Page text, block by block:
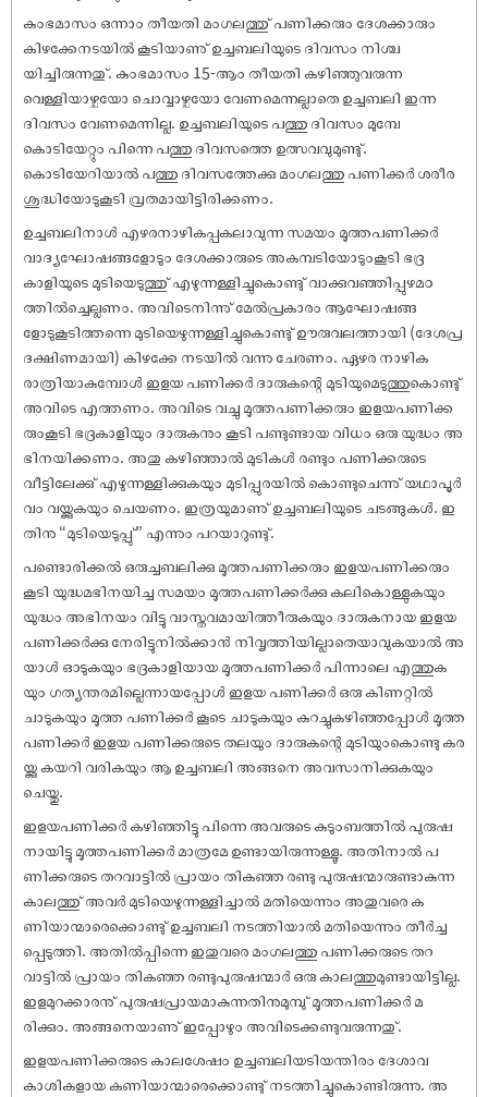
കുംഭമാസം ഒന്നാം തീയതി മംഗലത്തു് പണിക്കരും ദേശക്കാരും
കിഴക്കേനടയിൽ കൂടിയാണു് ഉച്ചബലിയുടെ ദിവസം നിശ്ച
യിച്ചിരുന്നതു്. കുംഭമാസം 15-ആം തീയതി കഴിഞ്ഞുവരുന്ന
വെള്ളിയാഴ്ചയോ ചൊവ്വാഴ്ചയോ വേണമെന്നല്ലാതെ ഉച്ചബലി ഇന്ന
ദിവസം വേണമെന്നില്ല. ഉച്ചബലിയുടെ പത്തു ദിവസം മുമ്പേ
കൊടിയേറ്റും പിന്നെ പത്തു ദിവസത്തെ ഉത്സവവുമുണ്ടു്.
കൊടിയേറിയാൽ പത്തു ദിവസത്തേക്കു മംഗലത്തു പണിക്കർ ശരീര
ശുദ്ധിയോടുകൂടി വ്രതമായിട്ടിരിക്കണം.
ഉച്ചബലിനാൾ എഴരനാഴികപ്പകലാവുന്ന സമയം മൂത്തപണിക്കർ
വാദ്യഘോ‌ഷങ്ങളോടും ദേശക്കാരുടെ അകമ്പടിയോടുംകൂടി ഭദ്ര
കാളിയുടെ മുടിയെടുത്തു് എഴുന്നള്ളിച്ചുകൊണ്ടു് വാക്കുവഞ്ഞിപ്പുഴമഠ
ത്തിൽച്ചെല്ലണം. അവിടെനിന്നു് മേൽപ്രകാരം ആഘോ‌ഷങ്ങ
ളോടുകൂടിത്തന്നെ മുടിയെഴുന്നള്ളിച്ചുകൊണ്ടു് ഊരുവലത്തായി (ദേശപ്ര
ദക്ഷിണമായി) കിഴക്കേ നടയിൽ വന്നു ചേരണം. ഏഴര നാഴിക
രാത്രിയാകുമ്പോൾ ഇളയ പണിക്കർ ദാരുകന്റെ മുടിയുമെടുത്തുകൊണ്ടു്
അവിടെ എത്തണം. അവിടെ വച്ചു മൂത്തപണിക്കരും ഇളയപണിക്ക
രുംകൂടി ഭദ്രകാളിയും ദാരുകനും കൂടി പണ്ടുണ്ടായ വിധം ഒരു യുദ്ധം അ
ഭിനയിക്കണം. അതു കഴിഞ്ഞാൽ മുടികൾ രണ്ടും പണിക്കരുടെ
വീട്ടിലേക്കു് എഴുന്നള്ളിക്കുകയും മുടിപ്പുരയിൽ കൊണ്ടുചെന്നു് യഥാപൂർ
വം വയ്ക്കുകയും ചെയണം. ഇത്രയുമാണു് ഉച്ചബലിയുടെ ചടങ്ങുകൾ. ഇ
തിനു “മുടിയെടുപ്പു്” എന്നും പറയാറുണ്ടു്.
പണ്ടൊരിക്കൽ ഒരുച്ചബലിക്കു മൂത്തപണിക്കരും ഇളയപണിക്കരും
കൂടി യുദ്ധമഭിനയിച്ച സമയം മൂത്തപണിക്കർക്കു കലികൊള്ളുകയും
യുദ്ധം അഭിനയം വിട്ടു വാസ്തവമായിത്തീരുകയും ദാരുകനായ ഇളയ
പണിക്കർക്കു നേരിട്ടുനിൽക്കാൻ നിവൃത്തിയില്ലാതെയാവുകയാൽ അ
യാൾ ഓടുകയും ഭദ്രകാളിയായ മൂത്തപണിക്കർ പിന്നാലെ എത്തുക
യും ഗത്യന്തരമില്ലെന്നായപ്പോൾ ഇളയ പണിക്കർ ഒരു കിണറ്റിൽ
ചാടുകയും മൂത്ത പണിക്കർ കൂടെ ചാടുകയും കുറച്ചുകഴിഞ്ഞപ്പോൾ മൂത്ത
പണിക്കർ ഇളയ പണിക്കരുടെ തലയും ദാരുകന്റെ മുടിയുംകൊണ്ടു കര
യ്ക്കു കയറി വരികയും ആ ഉച്ചബലി അങ്ങനെ അവസാനിക്കുകയും
ചെയ്തു.
ഇളയപണിക്കർ കഴിഞ്ഞിട്ടു പിന്നെ അവരുടെ കുടുംബത്തിൽ പുരു‌ഷ
നായിട്ടു മൂത്തപണിക്കർ മാത്രമേ ഉണ്ടായിരുന്നുള്ളൂ. അതിനാൽ പ
ണിക്കരുടെ തറവാട്ടിൽ പ്രായം തികഞ്ഞ രണ്ടു പുരു‌ഷന്മാരുണ്ടാകുന്ന
കാലത്തു് അവർ മുടിയെഴുന്നള്ളിച്ചാൽ മതിയെന്നും അതുവരെ ക
ണിയാന്മാരെക്കൊണ്ടു് ഉച്ചബലി നടത്തിയാൽ മതിയെന്നും തീർച്ച
പ്പെടുത്തി. അതിൽപ്പിന്നെ ഇതുവരെ മംഗലത്തു പണിക്കരുടെ തറ
വാട്ടിൽ പ്രായം തികഞ്ഞ രണ്ടുപുരു‌ഷന്മാർ ഒരു കാലത്തുമുണ്ടായിട്ടില്ല.
ഇളമുറക്കാരനു് പുരു‌ഷപ്രായമാകുന്നതിനുമുമ്പു് മൂത്തപണിക്കർ മ
രിക്കും. അങ്ങനെയാണു് ഇപ്പോഴും അവിടെക്കണ്ടുവരുന്നതു്.
ഇളയപണിക്കരുടെ കാലശേ‌ഷം ഉച്ചബലിയടിയന്തിരം ദേശാവ
കാശികളായ കണിയാന്മാരെക്കൊണ്ടു് നടത്തിച്ചുകൊണ്ടിരുന്നു. അ